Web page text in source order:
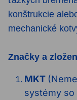
konštrukcie
mechanické
Značky a
MKT
systémy